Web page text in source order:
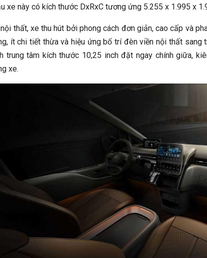
xe này có kích thước DxRxC tương ứng 5.255 x 1.995 x
thất, xe thu hút bởi phong cách đơn giản, cao cấp và
ít chi tiết thừa và hiệu ứng bố trí đèn viền nội thất sang
trung tâm kích thước 10,25 inch đặt ngay chính giữa,
xe.